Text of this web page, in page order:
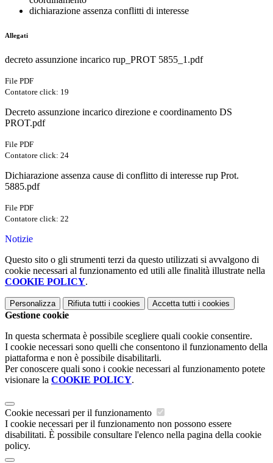
dichiarazione assenza conflitti di interesse
Allegati
decreto assunzione incarico rup_PROT 5855_1.pdf
File PDF
Contatore click: 19
Decreto assunzione incarico direzione e coordinamento DS
PROT.pdf
File PDF
Contatore click: 24
Dichiarazione assenza cause di conflitto di interesse rup Prot.
5885.pdf
File PDF
Contatore click: 22
Notizie
Questo sito o gli strumenti terzi da questo utilizzati si avvalgono di
cookie necessari al funzionamento ed utili alle finalità illustrate nella
COOKIE POLICY.
Personalizza Rifiuta tutti i cookies Accetta tutti i cookies
Gestione cookie
In questa schermata è possibile scegliere quali cookie consentire.
I cookie necessari sono quelli che consentono il funzionamento della
piattaforma e non è possibile disabilitarli.
Per conoscere quali sono i cookie necessari al funzionamento potete
visionare la COOKIE POLICY.
Cookie necessari per il funzionamento
I cookie necessari per il funzionamento non possono essere
disabilitati. È possibile consultare l'elenco nella pagina della cookie
policy.